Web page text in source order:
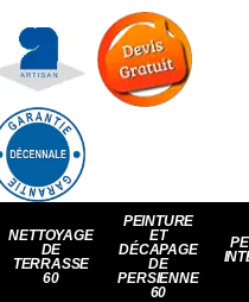
NETTOYAGE
DE
TERRASSE
60
PEINTURE
ET
DÉCAPAGE
DE
PERSIENNE
60